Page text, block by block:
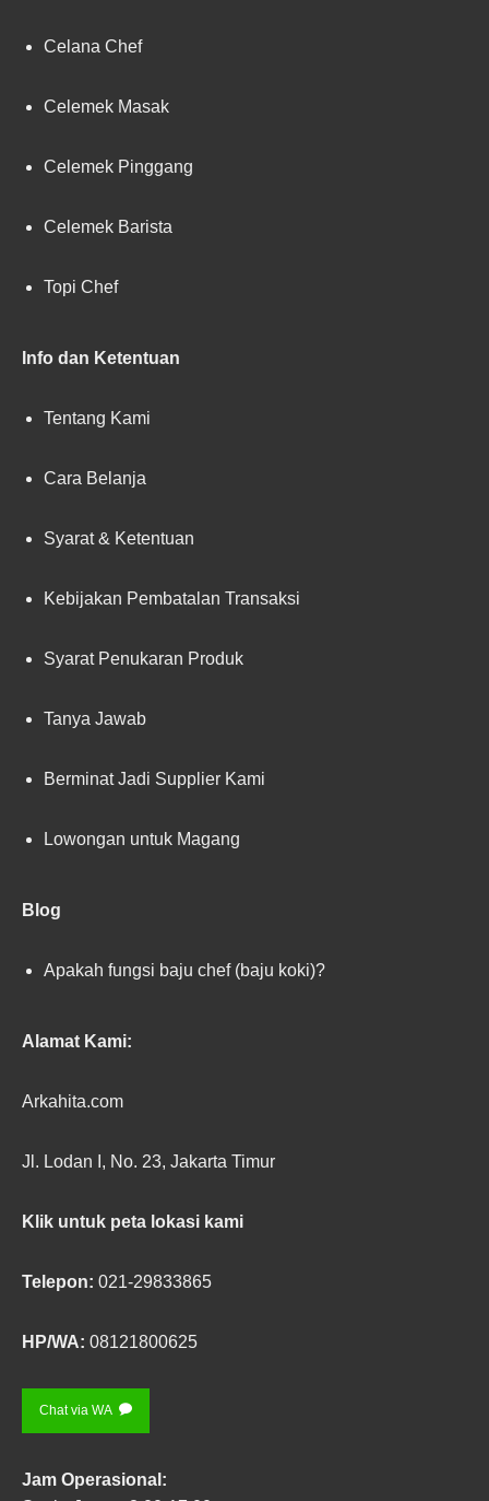
Celana Chef
Celemek Masak
Celemek Pinggang
Celemek Barista
Topi Chef
Info dan Ketentuan
Tentang Kami
Cara Belanja
Syarat & Ketentuan
Kebijakan Pembatalan Transaksi
Syarat Penukaran Produk
Tanya Jawab
Berminat Jadi Supplier Kami
Lowongan untuk Magang
Blog
Apakah fungsi baju chef (baju koki)?
Alamat Kami:
Arkahita.com
Jl. Lodan I, No. 23, Jakarta Timur
Klik untuk peta lokasi kami
Telepon: 021-29833865
HP/WA: 08121800625
Chat via WA
Jam Operasional: